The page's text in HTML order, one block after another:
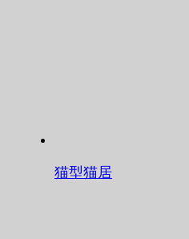
猫型猫居